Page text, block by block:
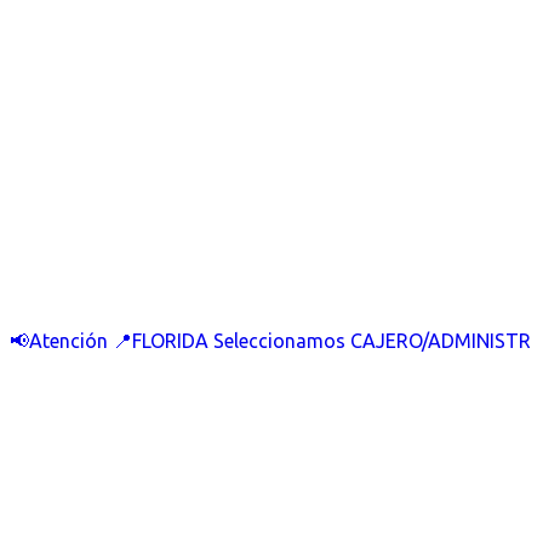
📢Atención 📍FLORIDA Seleccionamos CAJERO/ADMINISTR